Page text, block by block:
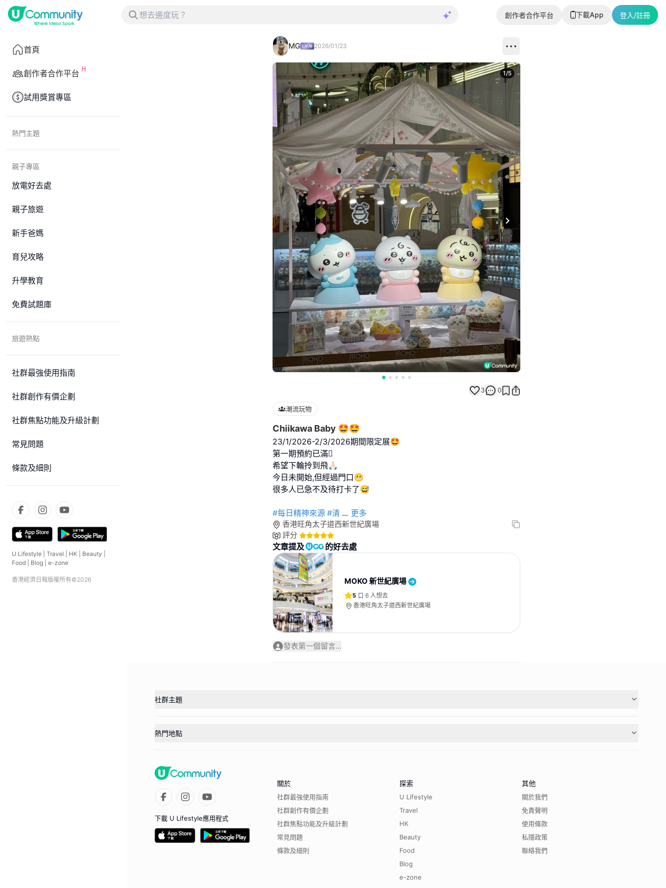
創作者合作平台 下載App 登入/註冊
首頁
創作者合作平台
試用獎賞專區
熱門主題
親子專區
放電好去處
親子旅遊
新手爸媽
育兒攻略
升學教育
免費試題庫
旅遊熱點
社群最強使用指南
社群創作有價企劃
社群焦點功能及升級計劃
常見問題
條款及細則
U Lifestyle Travel HK Beauty
Food
Blog e-zone
香港經濟日報版權所有©2026
MG 2026/01/23
Next slide
1/5
3 0
潮流玩物
Chiikawa Baby 🤩🤩
23/1/2026-2/3/2026期間限定展🤩
第一期預約已滿🫩
希望下輪拎到飛🙏🏻
今日未開始,但經過門口😬
很多人已急不及待打卡了😅
#每日精神來源 #清 ... 更多
香港旺角太子道西新世紀廣場
評分
文章提及 的好去處
MOKO 新世紀廣場
5 6 人想去
香港旺角太子道西新世紀廣場
發表第一個留言...
社群主題
熱門地點
下載 U Lifestyle應用程式
關於
社群最強使用指南
社群創作有價企劃
社群焦點功能及升級計劃
常見問題
條款及細則
探索
U Lifestyle
Travel
HK
Beauty
Food
Blog
e-zone
其他
關於我們
免責聲明
使用條款
私隱政策
聯絡我們